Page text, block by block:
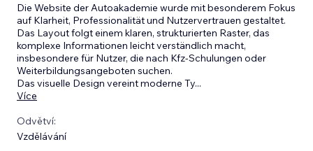
Die Website der Autoakademie wurde mit besonderem Fokus
auf Klarheit, Professionalität und Nutzervertrauen gestaltet.
Das Layout folgt einem klaren, strukturierten Raster, das
komplexe Informationen leicht verständlich macht,
insbesondere für Nutzer, die nach Kfz-Schulungen oder
Weiterbildungsangeboten suchen.
Das visuelle Design vereint moderne Ty...
Více
Odvětví:
Vzdělávání